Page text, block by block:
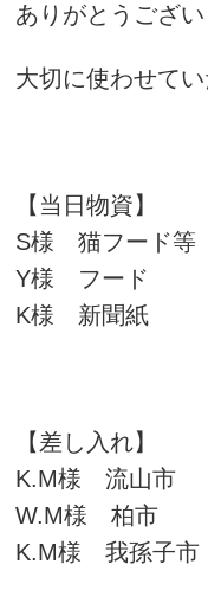
ありがとうござ
大切に使わせて
【当日物資】
S様 猫フード等
Y様 フード
K様 新聞紙
【差し入れ】
K.M様 流山市
W.M様 柏市
K.M様 我孫子市